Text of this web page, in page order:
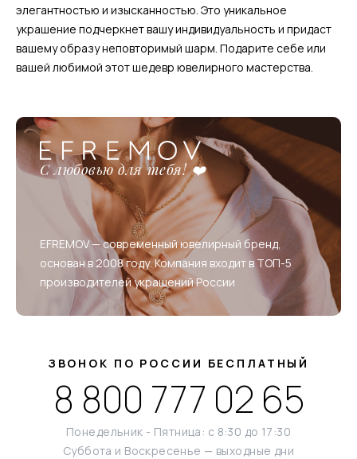
элегантностью и изысканностью. Это уникальное
украшение подчеркнет вашу индивидуальность и придаст
вашему образу неповторимый шарм. Подарите себе или
вашей любимой этот шедевр ювелирного мастерства.
С любовью для тебя! ❤️
EFREMOV — современный ювелирный бренд,
основан в 2008 году. Компания входит в ТОП-5
производителей украшений России
ЗВОНОК ПО РОССИИ БЕСПЛАТНЫЙ
8 800 777 02 65
Понедельник - Пятница: с 8:30 до 17:30
Суббота и Воскресенье — выходные дни